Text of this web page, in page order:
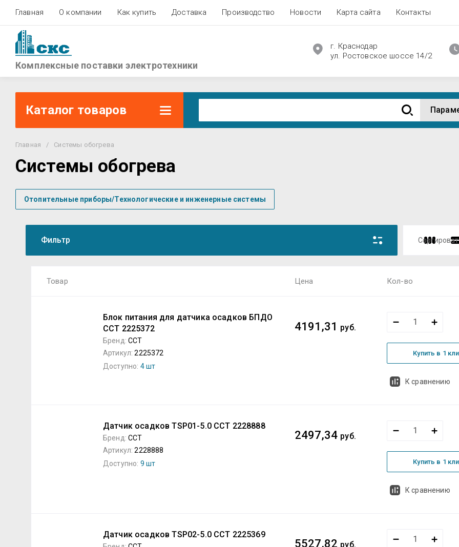
Главная О компании Как купить Доставка Производство Новости Карта сайта Контакты
Комплексные поставки электротехники
г. Краснодар
ул. Ростовское шоссе 14/2
Каталог товаров
Главная / Системы обогрева
Системы обогрева
Отопительные приборы/Технологические и инженерные системы
Фильтр
Товар Цена Кол-во
Блок питания для датчика осадков БПДО
ССТ 2225372
Бренд:ССТ
Артикул: 2225372
Доступно: 4 шт
4191,31 руб.
Купить в 1
К сравнению
Датчик осадков TSP01-5.0 ССТ 2228888
Бренд:ССТ
Артикул: 2228888
Доступно: 9 шт
2497,34 руб.
Купить в 1
К сравнению
Датчик осадков TSP02-5.0 ССТ 2225369
5527,82 руб.